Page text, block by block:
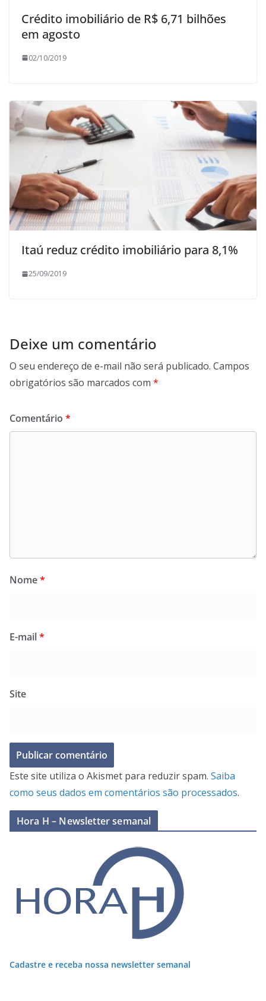
Crédito imobiliário de R$ 6,71 bilhões
em agosto
02/10/2019
Itaú reduz crédito imobiliário para 8,1%
25/09/2019
Deixe um comentário
O seu endereço de e-mail não será publicado. Campos
obrigatórios são marcados com *
Comentário *
Nome*
E-mail*
Site
Este site utiliza o Akismet para reduzir spam. Saiba
como seus dados em comentários são processados.
Hora H – Newsletter semanal
Cadastre e receba nossa newsletter semanal